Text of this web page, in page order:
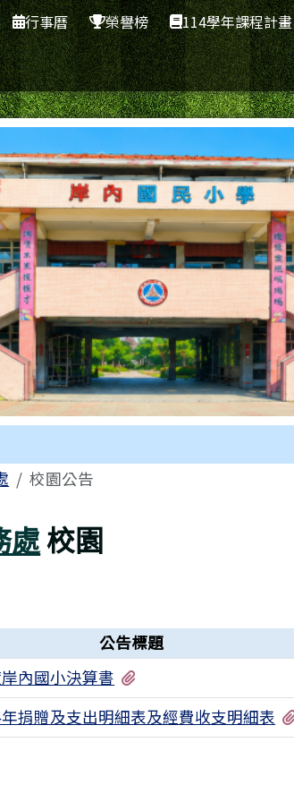
行事曆 榮譽榜 114學年課程計畫
校園公告
處校園
公告標題
內國小決算書
捐贈及支出明細表及經費收支明細表